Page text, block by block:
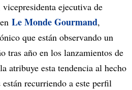
vicepresidenta ejecutiva de
Le Monde Gourmand,
que están observando un
tras año en los lanzamientos de
atribuye esta tendencia al hecho
recurriendo a este perfil